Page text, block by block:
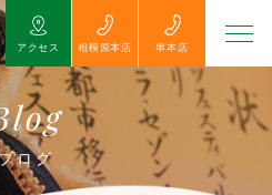
アクセス 相模原本店 串本店
ログ